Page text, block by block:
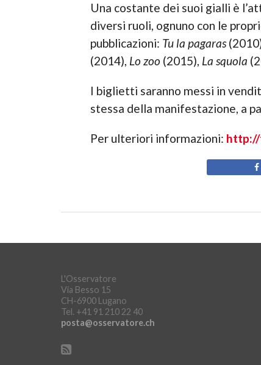
Una costante dei suoi gialli è
diversi ruoli, ognuno con le
pubblicazioni: Tu la pagaras
(2014), Lo zoo (2015), La squola
I biglietti saranno messi in
stessa della manifestazione, a
Per ulteriori informazioni:
L'Osservatore
Via Besso 15
CH-6900 Lugano
Tel. +41 91 210 22 40
posta@osservatore.ch